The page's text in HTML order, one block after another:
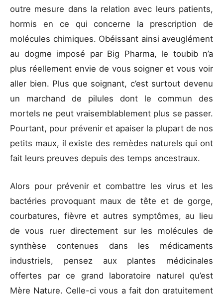
outre mesure dans la relation avec leurs patients,
hormis en ce qui concerne la prescription de
molécules chimiques. Obéissant ainsi aveuglément
au dogme imposé par Big Pharma, le toubib n’a
plus réellement envie de vous soigner et vous voir
aller bien. Plus que soignant, c’est surtout devenu
un marchand de pilules dont le commun des
mortels ne peut vraisemblablement plus se passer.
Pourtant, pour prévenir et apaiser la plupart de nos
petits maux, il existe des remèdes naturels qui ont
fait leurs preuves depuis des temps ancestraux.
Alors pour prévenir et combattre les virus et les
bactéries provoquant maux de tête et de gorge,
courbatures, fièvre et autres symptômes, au lieu
de vous ruer directement sur les molécules de
synthèse contenues dans les médicaments
industriels, pensez aux plantes médicinales
offertes par ce grand laboratoire naturel qu’est
Mère Nature. Celle-ci vous a fait don gratuitement